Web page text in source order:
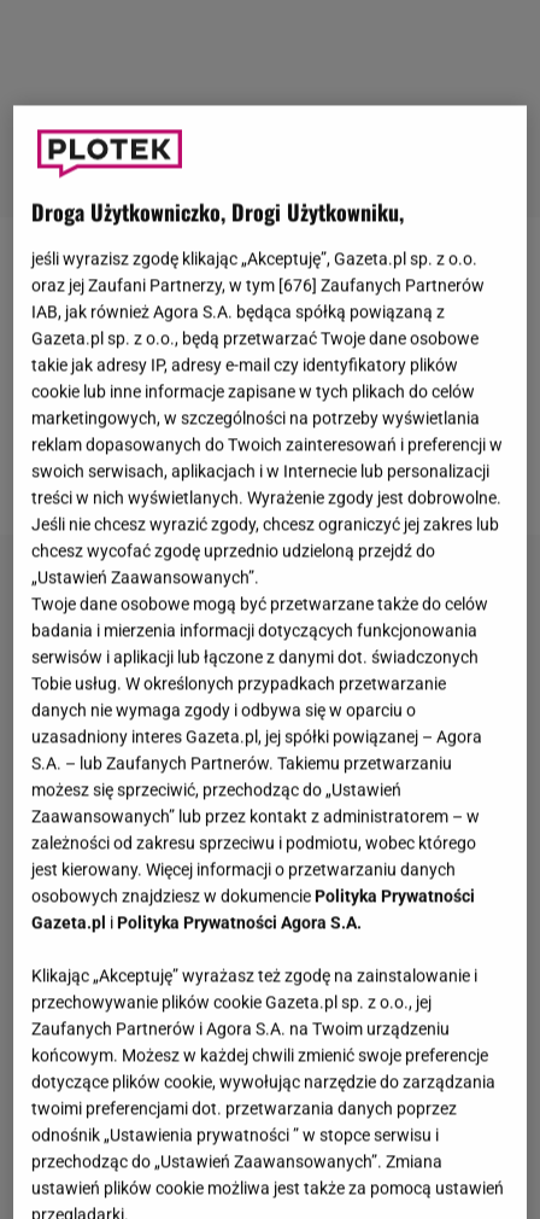
Agata Rubikchętnie organizuje na Instagramie serie
Q&A, w których odpowiada na pytania
obserwatorów. Celebrytka jest bardzo aktywna w
mediach społecznościowych, przez co pozostaje w
stałym kontakcie zi fanami. Pośród zadanych przez
użytkowników pytań,jedno z nich dotyczyło starszej
córki Rubik - Heleny oraz jej stylu ubierania się.
Droga Użytkowniczko, Drogi Użytkowniku,
jeśli wyrazisz zgodę klikając „Akceptuję”, Gazeta.pl sp. z o.o.
oraz jej Zaufani Partnerzy, w tym [676] Zaufanych Partnerów
IAB, jak również Agora S.A. będąca spółką powiązaną z
Gazeta.pl sp. z o.o., będą przetwarzać Twoje dane osobowe
takie jak adresy IP, adresy e-mail czy identyfikatory plików
cookie lub inne informacje zapisane w tych plikach do celów
marketingowych, w szczególności na potrzeby wyświetlania
reklam dopasowanych do Twoich zainteresowań i preferencji w
swoich serwisach, aplikacjach i w Internecie lub personalizacji
treści w nich wyświetlanych. Wyrażenie zgody jest dobrowolne.
Jeśli nie chcesz wyrazić zgody, chcesz ograniczyć jej zakres lub
chcesz wycofać zgodę uprzednio udzieloną przejdź do
„Ustawień Zaawansowanych”.
Twoje dane osobowe mogą być przetwarzane także do celów
badania i mierzenia informacji dotyczących funkcjonowania
serwisów i aplikacji lub łączone z danymi dot. świadczonych
Tobie usług. W określonych przypadkach przetwarzanie
danych nie wymaga zgody i odbywa się w oparciu o
uzasadniony interes Gazeta.pl, jej spółki powiązanej – Agora
S.A. – lub Zaufanych Partnerów. Takiemu przetwarzaniu
możesz się sprzeciwić, przechodząc do „Ustawień
Zaawansowanych” lub przez kontakt z administratorem – w
zależności od zakresu sprzeciwu i podmiotu, wobec którego
jest kierowany. Więcej informacji o przetwarzaniu danych
osobowych znajdziesz w dokumenciePolityka Prywatności
Gazeta.pl iPolityka Prywatności Agora S.A.
Klikając „Akceptuję” wyrażasz też zgodę na zainstalowanie i
przechowywanie plików cookie Gazeta.pl sp. z o.o., jej
Zaufanych Partnerów i Agora S.A. na Twoim urządzeniu
końcowym. Możesz w każdej chwili zmienić swoje preferencje
dotyczące plików cookie, wywołując narzędzie do zarządzania
twoimi preferencjami dot. przetwarzania danych poprzez
odnośnik „Ustawienia prywatności ” w stopce serwisu i
przechodząc do „Ustawień Zaawansowanych”. Zmiana
ustawień plików cookie możliwa jest także za pomocą ustawień
przeglądarki.